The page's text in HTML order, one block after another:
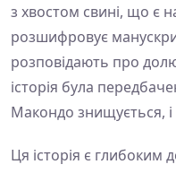
з хвостом свині, що є
розшифровує
розповідають про
історія була
Макондо знищується, і
Ця історія є глибоким